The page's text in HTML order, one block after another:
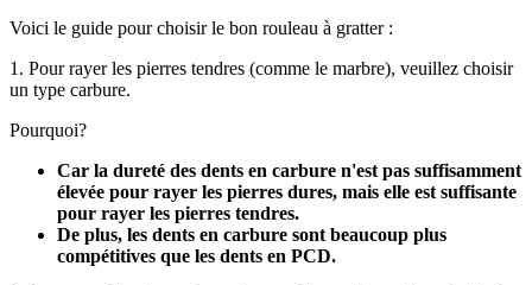
Voici le guide pour choisir le bon rouleau à gratter :
1. Pour rayer les pierres tendres (comme le marbre), veuillez choisir
un type carbure.
Pourquoi?
Car la dureté des dents en carbure n'est pas suffisamment
élevée pour rayer les pierres dures, mais elle est suffisante
pour rayer les pierres tendres.
De plus, les dents en carbure sont beaucoup plus
compétitives que les dents en PCD.